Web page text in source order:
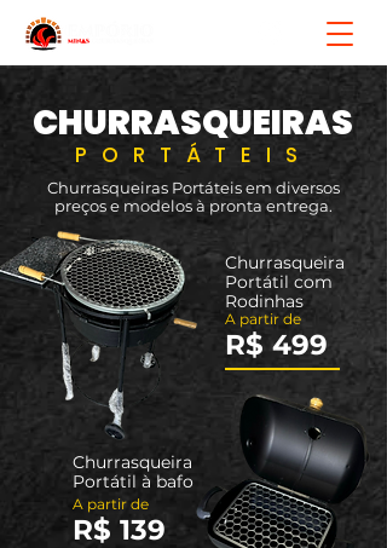
CHURRASQUEIRAS
PORTÁTEIS
Churrasqueiras Portáteis em diversos
preços e modelos à pronta entrega.
Churrasqueira
Portátil à bafo
R$ 139
A partir de
Churrasqueira
Portátil com
Rodinhas
R$ 499
A partir de